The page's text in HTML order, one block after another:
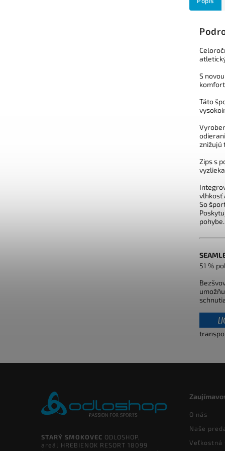
S
Táto
znižujú
Zips s
vlhkosť
So
P
pohybe.
51 %
STARÝ SMOKOVEC ODLOSHOP,
areál HREBIENOK RESORT 18099
O nás
Naše
Veľkostná